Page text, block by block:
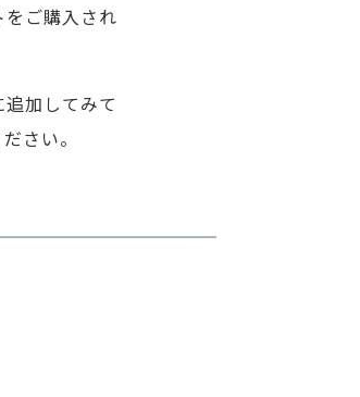
ご購入され
加してみて
さい。